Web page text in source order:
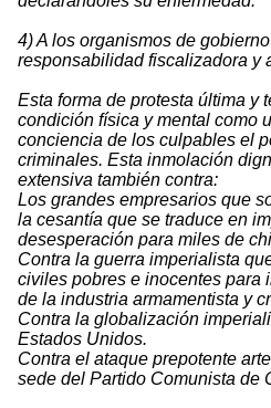
4) A los organismos de
responsabilidad fiscalizadora y
Esta forma de protesta última y
condición física y mental como
conciencia de los culpables el
criminales. Esta inmolación
extensiva también contra:
Los grandes empresarios que
la cesantía que se traduce en
desesperación para miles de
Contra la guerra imperialista
civiles pobres e inocentes para
de la industria armamentista y
Contra la globalización
Estados Unidos.
Contra el ataque prepotente
sede del Partido Comunista de